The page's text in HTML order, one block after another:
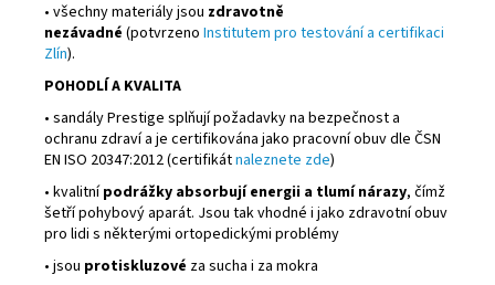
• všechny materiály jsou zdravotně
nezávadné (potvrzeno Institutem pro testování a certifikaci
Zlín).
POHODLÍ A KVALITA
• sandály Prestige splňují požadavky na bezpečnost a
ochranu zdraví a je certifikována jako pracovní obuv dle ČSN
EN ISO 20347:2012 (certifikátnaleznete zde)
• kvalitnípodrážky absorbují energii a tlumí nárazy, čímž
šetří pohybový aparát. Jsou tak vhodné i jako zdravotní obuv
pro lidi s některými ortopedickými problémy
• jsou protiskluzové za sucha i za mokra